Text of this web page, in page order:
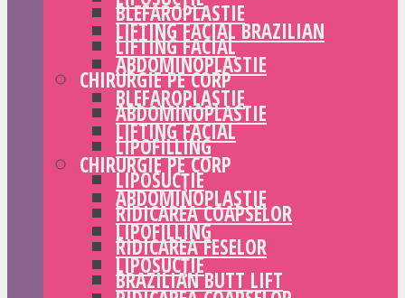
BLEFAROPLASTIE
LIFTING FACIAL
CHIRURGIE PE CORP
ABDOMINOPLASTIE
LIPOFILLING
LIPOSUCȚIE
RIDICAREA COAPSELOR
RIDICAREA FESELOR
BRAZILIAN BUTT LIFT
LIFTING FACIAL BRAZILIAN
ABDOMINOPLASTIE
BLEFAROPLASTIE
LIFTING FACIAL
CHIRURGIE PE CORP
ABDOMINOPLASTIE
LIPOFILLING
LIPOSUCȚIE